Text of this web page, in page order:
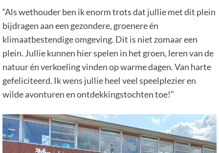
“Als wethouder ben ik enorm trots dat jullie met dit plein
bijdragen aan een gezondere, groenere én
klimaatbestendige omgeving. Dit is niet zomaar een
plein. Jullie kunnen hier spelen in het groen, leren van de
natuur én verkoeling vinden op warme dagen. Van harte
gefeliciteerd. Ik wens jullie heel veel speelplezier en
wilde avonturen en ontdekkingstochten toe!”